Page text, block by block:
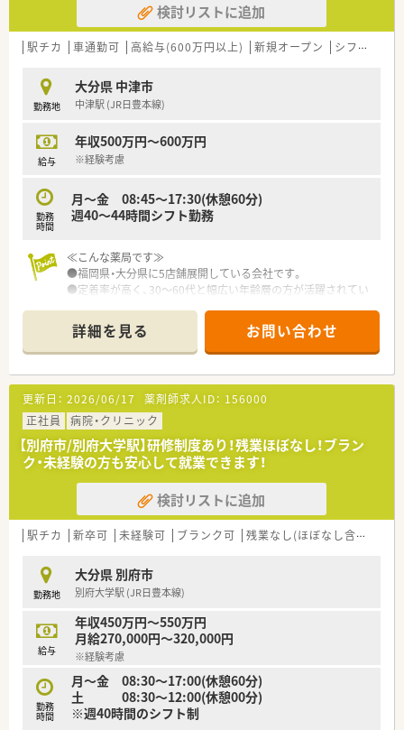
■健康診断やインフルエンザの予防接種にかかる費用を会社が
補助し、社員の健康管理をサポートします。
＜表彰制度＞
■永年勤続表彰：長期にわたり勤務された社員に対して、功労に
応じて永年勤続者表彰を行っており、賞状とともに記念品（旅行
■特別功労表彰：行政および関係団体から感謝状等を受領し、会
社が必要と認めた場合は 功労の内容に応じて表彰し、功労金の
＜企業特徴＞
■大分県内に12店舗展開している会社です。
皆さんで協力をしながらお休みを取るなどチームワークの良い
薬局です。
■保険調剤だけでは限界があるため、会社の資源である漢方・
がある方は歓迎です。
■入社3年目までに、社員としての土台（基本）を身に付けること
を目標とします。社員の能力やスキル、ライフステージの変化な
検討リストに追加
駅チカ 車通勤可 高給与(600万円以上) 新規オープン シフト制
勤務地
大分県 中津市
中津駅 (JR日豊本線)
給与
年収500万円～600万円
※経験考慮
勤務
時間
月～金 08:45～17:30(休憩60分)
週40～44時間シフト勤務
≪こんな薬局です≫
●福岡県・大分県に5店舗展開している会社です。
●定着率が高く、30～60代と幅広い年齢層の方が活躍されてい
●今後新規出店計画もあり、増員での募集です。
●有給取得率が高く、しっかり休める環境が整っています。
詳細を見る お問い合わせ
更新日： 2026/06/17 薬剤師求人ID： 156000
正社員
病院・クリニック
【別府市/別府大学駅】研修制度あり！残業ほぼなし！ブラン
ク・未経験の方も安心して就業できます！
検討リストに追加
駅チカ 新卒可 未経験可 ブランク可 残業なし(ほぼなし含む)
勤務地
大分県 別府市
別府大学駅 (JR日豊本線)
給与
年収450万円～550万円
月給270,000円～320,000円
※経験考慮
勤務
時間
月～金 08:30～17:00(休憩60分)
土 08:30～12:00(休憩00分)
※週40時間のシフト制